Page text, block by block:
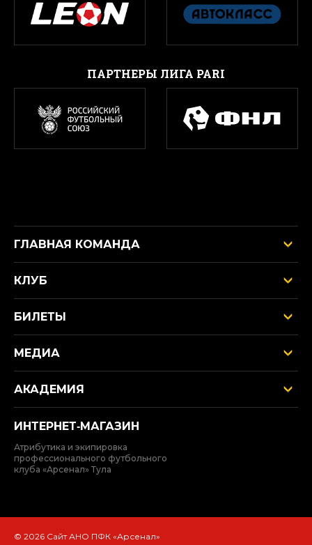
ПАРТНЕРЫ ЛИГА PARI
ГЛАВНАЯ КОМАНДА
КЛУБ
БИЛЕТЫ
МЕДИА
АКАДЕМИЯ
ИНТЕРНЕТ‑МАГАЗИН
Атрибутика и экипировка
профессионального футбольного
клуба «Арсенал» Тула
© 2026 Сайт АНО ПФК «Арсенал»